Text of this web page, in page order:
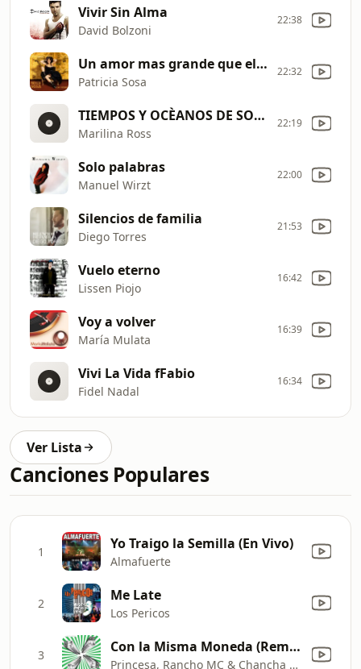
Vivir Sin Alma
David Bolzoni
22:38
Un amor mas grande que el amor
Patricia Sosa
22:32
TIEMPOS Y OCÈANOS DE SOBRE UN MAR DE MIEDOS (1984)
Marilina Ross
22:19
Solo palabras
Manuel Wirzt
22:00
Silencios de familia
Diego Torres
21:53
Vuelo eterno
Lissen Piojo
16:42
Voy a volver
María Mulata
16:39
Vivi La Vida fFabio
Fidel Nadal
16:34
Ver Lista
Canciones Populares
1 Yo Traigo la Semilla (En Vivo)
Almafuerte
2 Me Late
Los Pericos
3 Con la Misma Moneda (Remix)
Princesa, Rancho MC & Chancha Vía Circuito